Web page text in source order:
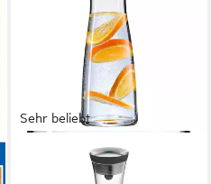
Sehr beliebt
Wasserkaraffe Basic für Kalt-